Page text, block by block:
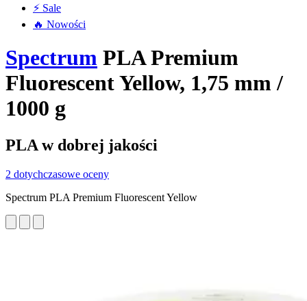
⚡ Sale
🔥 Nowości
Spectrum PLA Premium
Fluorescent Yellow, 1,75 mm /
1000 g
PLA w dobrej jakości
2 dotychczasowe oceny
Spectrum PLA Premium Fluorescent Yellow